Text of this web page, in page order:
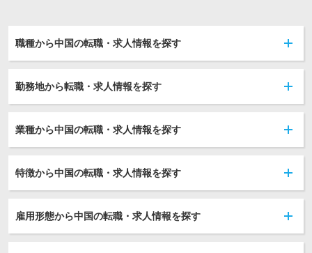
職種から中国の転職・求人情報を探す
勤務地から転職・求人情報を探す
業種から中国の転職・求人情報を探す
特徴から中国の転職・求人情報を探す
雇用形態から中国の転職・求人情報を探す